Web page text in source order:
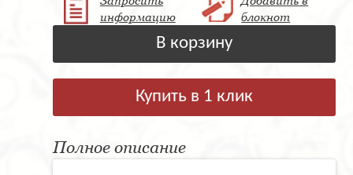
информацию
блокнот
В корзину
Купить в 1 клик
Полное описание